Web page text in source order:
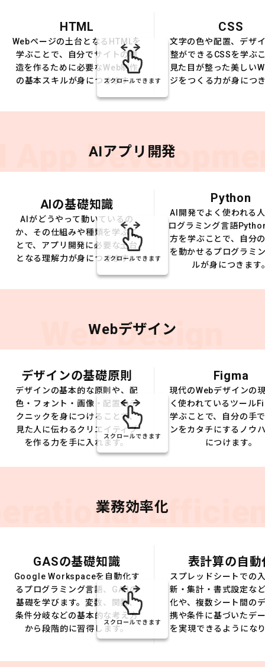
HTML
Webページの土台となるHTMLを
学ぶことで、自分でサイトの構
造を作るために必要なWeb制作
の基本スキルが身につきます。
CSS
文字の色や配置、デザ
整ができるCSSを学ぶ
見た目が整った美しい
ジをつくる力が身につ
スクロールできます
App AIアプリ開発
AIの基礎知識
AIがどうやって動いているの
か、その仕組みや種類を学ぶこ
とで、アプリ開発に必要な土台
となる理解力が身につきます。
Python
AI開発でよく使われる
ログラミング言語
方を学ぶことで、自分
を動かせるプログラミ
ルが身につきます
スクロールできます
Web Design
Webデザイン
デザインの基礎原則
デザインの基本的な原則や、配
色・フォント・画像・配置のテ
クニックを身につけることで、
見た人に伝わるクリエイティブ
を作る力を手に入れます。
Figma
現代のWebデザインの
く使われているツール
学ぶことで、自分の手
ンをカタチにするノウ
につけます。
スクロールできます
業務効率化
GASの基礎知識
Google Workspaceを自動化す
るプログラミング言語、GASの
基礎を学びます。変数、関数、
条件分岐などの基本的な考え方
から段階的に習得します。
表計算の自動
スプレッドシートでの
新・集計・書式設定な
化や、複数シート間の
携や条件に基づいたデ
を実現できるようにな
スクロールできます